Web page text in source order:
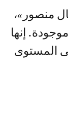
منصور»،
إنها
المستوى